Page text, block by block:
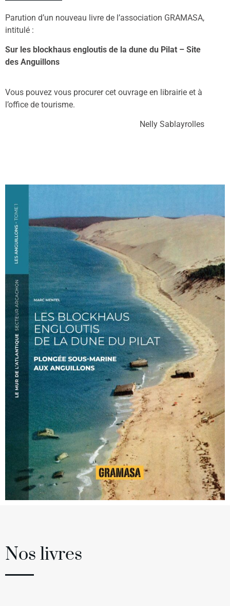
Parution d’un nouveau livre de l’association GRAMASA,
intitulé :
Sur les blockhaus engloutis de la dune du Pilat – Site
des Anguillons
Vous pouvez vous procurer cet ouvrage en librairie et à
l’office de tourisme.
Nelly Sablayrolles
Nos livres